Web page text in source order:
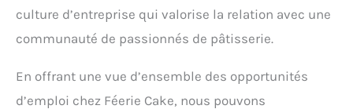
culture d’entreprise qui valorise la relation avec une
communauté de passionnés de pâtisserie.
En offrant une vue d’ensemble des opportunités
d’emploi chez Féerie Cake, nous pouvons